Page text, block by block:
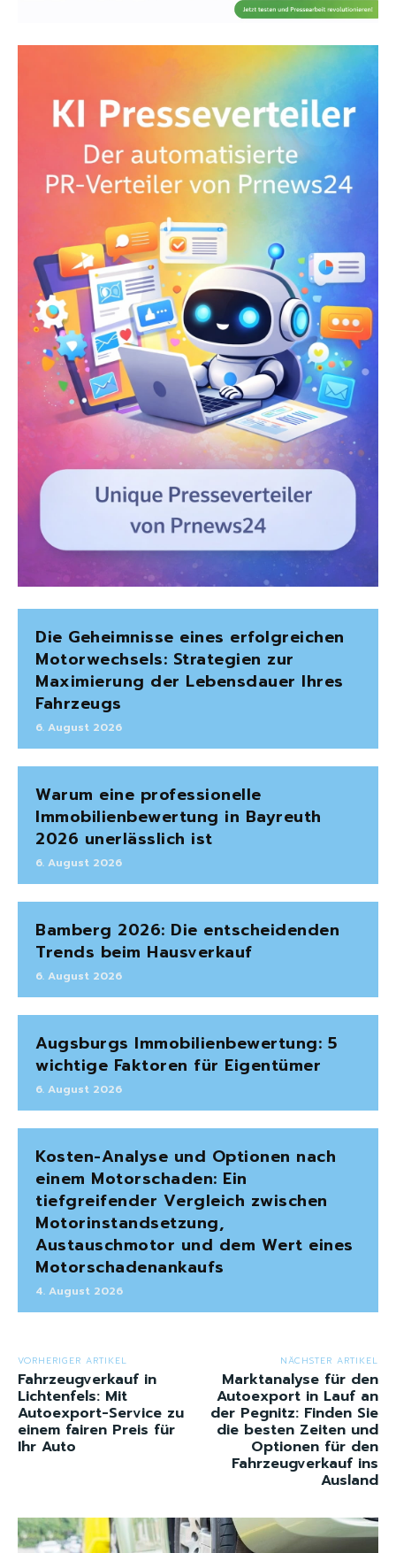
Die Geheimnisse eines erfolgreichen
Motorwechsels: Strategien zur
Maximierung der Lebensdauer Ihres
Fahrzeugs
6. August 2026
Warum eine professionelle
Immobilienbewertung in Bayreuth
2026 unerlässlich ist
6. August 2026
Bamberg 2026: Die entscheidenden
Trends beim Hausverkauf
6. August 2026
Augsburgs Immobilienbewertung: 5
wichtige Faktoren für Eigentümer
6. August 2026
Kosten-Analyse und Optionen nach
einem Motorschaden: Ein
tiefgreifender Vergleich zwischen
Motorinstandsetzung,
Austauschmotor und dem Wert eines
Motorschadenankaufs
4. August 2026
VORHERIGER ARTIKEL
Fahrzeugverkauf in
Lichtenfels: Mit
Autoexport-Service zu
einem fairen Preis für
Ihr Auto
NÄCHSTER ARTIKEL
Marktanalyse für den
Autoexport in Lauf an
der Pegnitz: Finden Sie
die besten Zeiten und
Optionen für den
Fahrzeugverkauf ins
Ausland